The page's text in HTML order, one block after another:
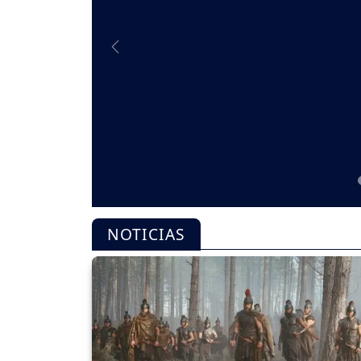
Previous
NOTICIAS